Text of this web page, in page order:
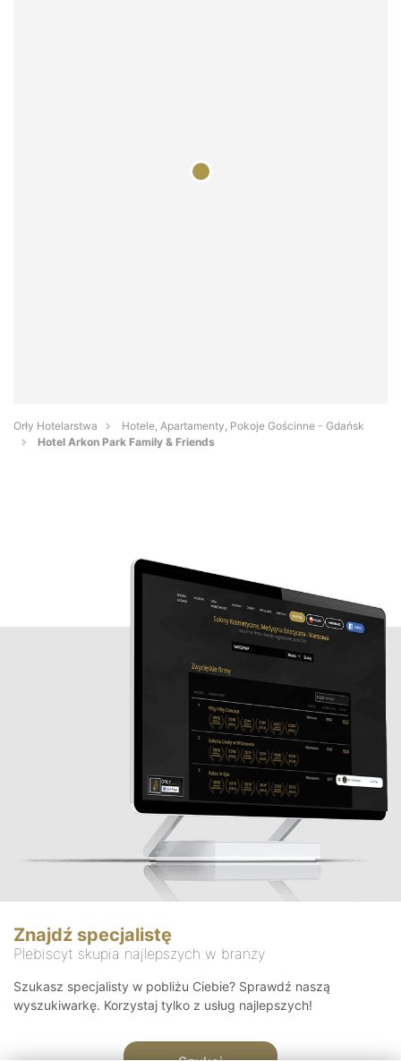
Orły Hotelarstwa
Hotele, Apartamenty, Pokoje Gościnne - Gdańsk
Hotel Arkon Park Family & Friends
Znajdź specjalistę
Plebiscyt skupia najlepszych w branży
Szukasz specjalisty w pobliżu Ciebie? Sprawdź naszą
wyszukiwarkę. Korzystaj tylko z usług najlepszych!